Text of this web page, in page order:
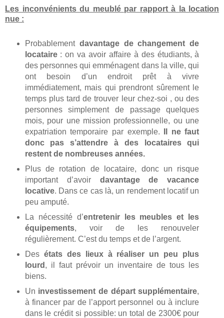
Les inconvénients du meublé par rapport à la location
nue :
Probablement davantage de changement de
locataire : on va avoir affaire à des étudiants, à
des personnes qui emménagent dans la ville, qui
ont besoin d’un endroit prêt à vivre
immédiatement, mais qui prendront sûrement le
temps plus tard de trouver leur chez-soi , ou des
personnes simplement de passage quelques
mois, pour une mission professionnelle, ou une
expatriation temporaire par exemple.
Il ne faut
donc pas s’attendre à des locataires qui
restent de nombreuses années.
Plus de rotation de locataire, donc un risque
important d’avoir davantage de vacance
locative. Dans ce cas là, un rendement locatif un
peu amputé.
La nécessité d’entretenir les meubles et les
équipements, voir de les renouveler
régulièrement. C’est du temps et de l’argent.
Des états des lieux à réaliser un peu plus
lourd , il faut prévoir un inventaire de tous les
biens.
Un investissement de départ supplémentaire,
à financer par de l’apport personnel ou à inclure
dans le crédit si possible: un total de 2300€ pour